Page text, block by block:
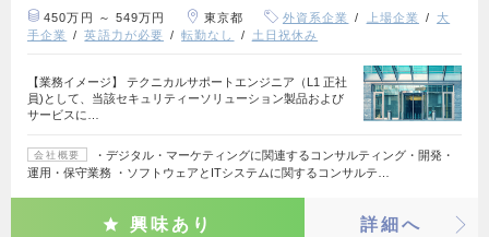
450万円 ～ 549万円 東京都 外資系企業 上場企業
大
手企業
英語力が必要 転勤なし 土日祝休み
【業務イメージ】 テクニカルサポートエンジニア（L1 正社
員)として、当該セキュリティーソリューション製品および
サービスに…
会社概要
・デジタル・マーケティングに関連するコンサルティング・開発・
運用・保守業務 ・ソフトウェアとITシステムに関するコンサルテ…
興味あり 詳細へ